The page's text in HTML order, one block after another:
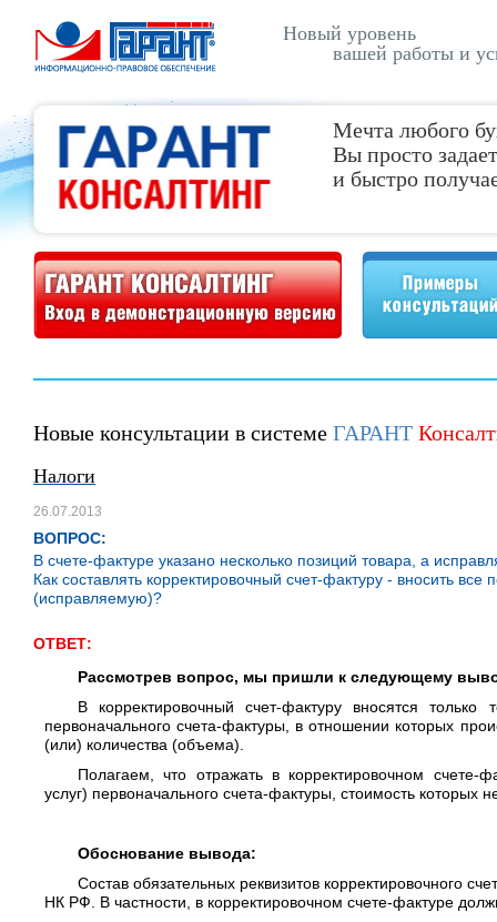
Новый уровень
вашей работы и
Мечта любого
Вы просто
и быстро
Демонстрационная версия ГАРАНТ Консалтинг Примеры консультаций
Новые консультации в системеГАРАНТ
Налоги
26.07.2013
ВОПРОС:
В счете-фактуре указано несколько позиций товара, а
Как составлять корректировочный счет-фактуру - вносить все
(исправляемую)?
ОТВЕТ:
Рассмотрев вопрос, мы пришли к следующему
В корректировочный счет-фактуру вносятся только
первоначального счета-фактуры, в отношении которых
(или) количества (объема).
Полагаем, что отражать в корректировочном счете-
услуг) первоначального счета-фактуры, стоимость которых
Обоснование вывода:
Состав обязательных реквизитов корректировочного
НК РФ. В частности, в корректировочном счете-фактуре